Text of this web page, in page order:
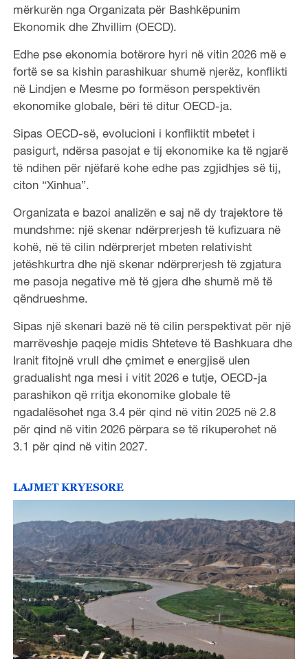
mërkurën nga Organizata për Bashkëpunim
Ekonomik dhe Zhvillim (OECD).
Edhe pse ekonomia botërore hyri në vitin 2026 më e
fortë se sa kishin parashikuar shumë njerëz, konflikti
në Lindjen e Mesme po formëson perspektivën
ekonomike globale, bëri të ditur OECD-ja.
Sipas OECD-së, evolucioni i konfliktit mbetet i
pasigurt, ndërsa pasojat e tij ekonomike ka të ngjarë
të ndihen për njëfarë kohe edhe pas zgjidhjes së tij,
citon “Xinhua”.
Organizata e bazoi analizën e saj në dy trajektore të
mundshme: një skenar ndërprerjesh të kufizuara në
kohë, në të cilin ndërprerjet mbeten relativisht
jetëshkurtra dhe një skenar ndërprerjesh të zgjatura
me pasoja negative më të gjera dhe shumë më të
qëndrueshme.
Sipas një skenari bazë në të cilin perspektivat për një
marrëveshje paqeje midis Shteteve të Bashkuara dhe
Iranit fitojnë vrull dhe çmimet e energjisë ulen
gradualisht nga mesi i vitit 2026 e tutje, OECD-ja
parashikon që rritja ekonomike globale të
ngadalësohet nga 3.4 për qind në vitin 2025 në 2.8
për qind në vitin 2026 përpara se të rikuperohet në
3.1 për qind në vitin 2027.
LAJMET KRYESORE